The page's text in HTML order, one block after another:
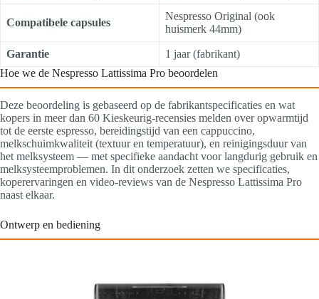
Compatibele capsules
Nespresso Original (ook
huismerk 44mm)
Garantie
1 jaar (fabrikant)
Hoe we de Nespresso Lattissima Pro beoordelen
Deze beoordeling is gebaseerd op de fabrikantspecificaties en wat
kopers in meer dan 60 Kieskeurig-recensies melden over opwarmtijd
tot de eerste espresso, bereidingstijd van een cappuccino,
melkschuimkwaliteit (textuur en temperatuur), en reinigingsduur van
het melksysteem — met specifieke aandacht voor langdurig gebruik en
melksysteemproblemen. In dit onderzoek zetten we specificaties,
koperervaringen en video-reviews van de Nespresso Lattissima Pro
naast elkaar.
Ontwerp en bediening